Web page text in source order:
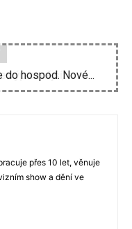
hospod. Nové...
přes 10 let, věnuje
show a dění ve